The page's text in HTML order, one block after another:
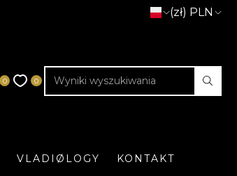
(zł) PLN
VLADIØLOGY KONTAKT